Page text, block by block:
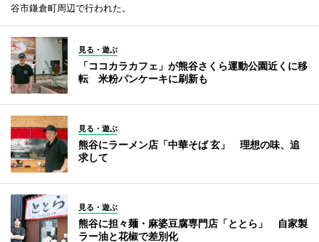
谷市鎌倉町周辺で行われた。
見る・遊ぶ
「ココカラカフェ」が熊谷さくら運動公園近くに移
転 米粉パンケーキに刷新も
見る・遊ぶ
熊谷にラーメン店「中華そば 玄」 理想の味、追
求して
見る・遊ぶ
熊谷に担々麺・麻婆豆腐専門店「ととら」 自家製
ラー油と花椒で差別化